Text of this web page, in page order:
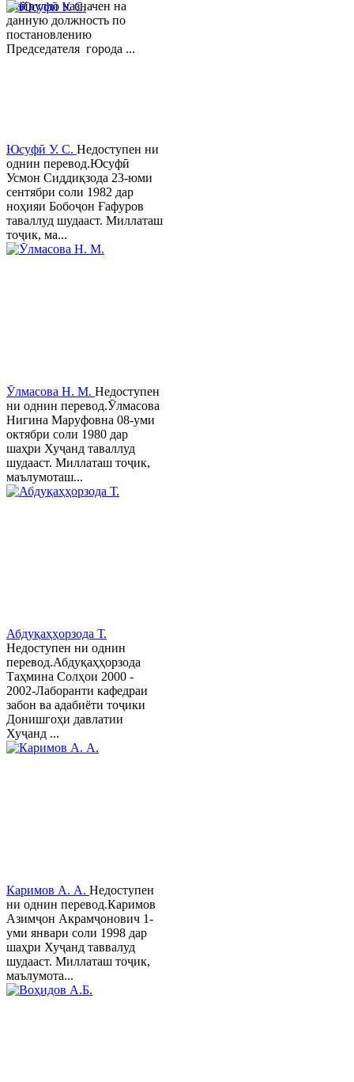
Хайрулло назначен на
данную должность по
постановлению
Председателя города ...
Юсуфӣ У. C. Недоступен ни
однин перевод.Юсуфӣ
Усмон Сиддиқзода 23-юми
сентябри соли 1982 дар
ноҳияи Бобоҷон Ғафуров
таваллуд шудааст. Миллаташ
тоҷик, ма...
Ӯлмасова Н. М. Недоступен
ни однин перевод.Ӯлмасова
Нигина Маруфовна 08-уми
октябри соли 1980 дар
шаҳри Хуҷанд таваллуд
шудааст. Миллаташ тоҷик,
маълумоташ...
Абдуқаҳҳорзода Т.
Недоступен ни однин
перевод.Абдуқаҳҳорзода
Таҳмина Солҳои 2000 -
2002-Лаборанти кафедраи
забон ва адабиёти тоҷики
Донишгоҳи давлатии
Хуҷанд ...
Каримов А. А. Недоступен
ни однин перевод.Каримов
Азимҷон Акрамҷонович 1-
уми январи соли 1998 дар
шаҳри Хуҷанд таввалуд
шудааст. Миллаташ тоҷик,
маълумота...